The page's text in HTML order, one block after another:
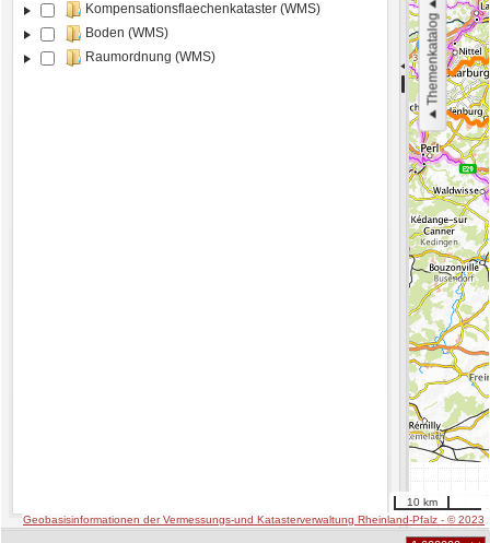
Kompensationsflaechenkataster (WMS)
Boden (WMS)
Raumordnung (WMS)
Themenkatalog
10 km
Geobasisinformationen der Vermessungs-und Katasterverwaltung Rheinland-Pfalz - © 2023